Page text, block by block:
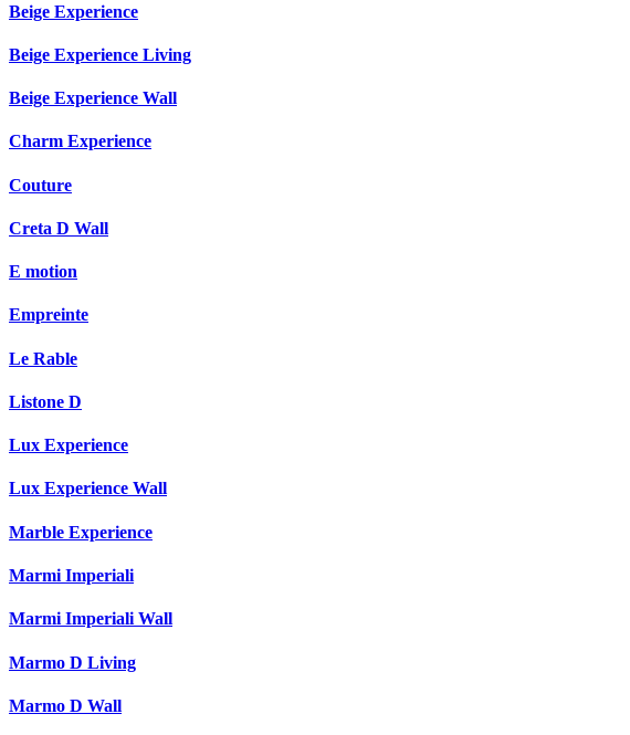
Beige Experience
Beige Experience Living
Beige Experience Wall
Charm Experience
Couture
Creta D Wall
E motion
Empreinte
Le Rable
Listone D
Lux Experience
Lux Experience Wall
Marble Experience
Marmi Imperiali
Marmi Imperiali Wall
Marmo D Living
Marmo D Wall